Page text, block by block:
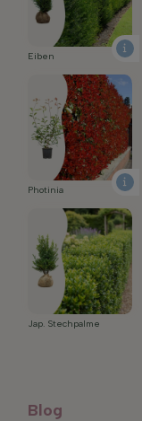
Eiben
Photinia
Jap. Stechpalme
Blog